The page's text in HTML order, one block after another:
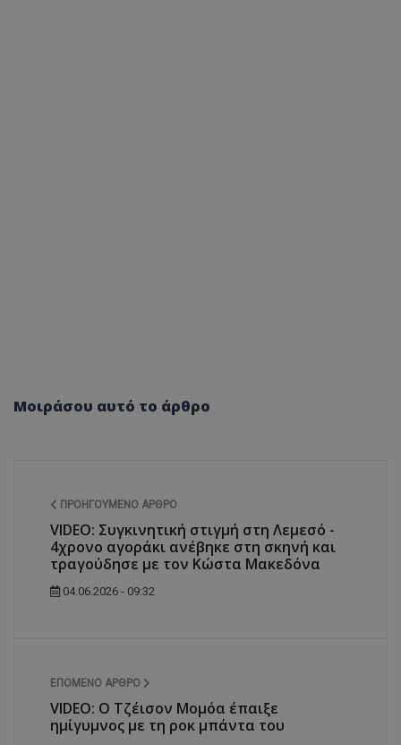
Μοιράσου αυτό το άρθρο
ΠΡΟΗΓΟΎΜΕΝΟ ΆΡΘΡΟ
VIDEO: Συγκινητική στιγμή στη Λεμεσό -
4χρονο αγοράκι ανέβηκε στη σκηνή και
τραγούδησε με τον Κώστα Μακεδόνα
04.06.2026 - 09:32
ΕΠΌΜΕΝΟ ΆΡΘΡΟ
VIDEO: Ο Τζέισον Μομόα έπαιξε
ημίγυμνος με τη ροκ μπάντα του